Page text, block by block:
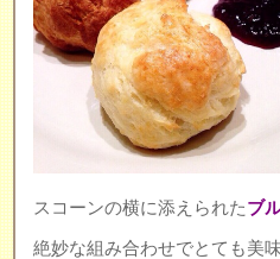
スコーンの横に添えられたブ
絶妙な組み合わせでとても美